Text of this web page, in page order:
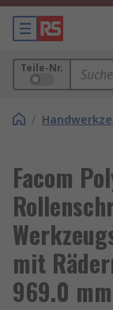
Teile-Nr.
/
Facom
mit
969.0 mm